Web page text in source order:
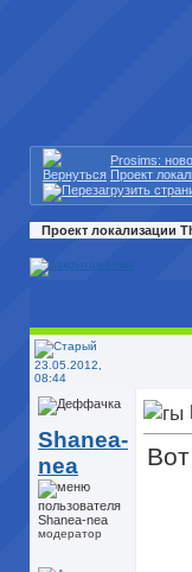
Prosims:
Проект
Проект локализации
23.05.2012,
08:44
Shanea-
nea
модератор